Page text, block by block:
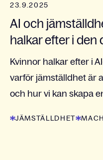
23.9.2025
AI och
halkar efter i den
Kvinnor halkar efter i
varför jämställdhet är
och hur vi kan skapa
JÄMSTÄLLDHET